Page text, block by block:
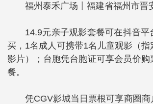
福州泰禾广场丨福建省福州市晋
14.9元亲子观影套餐可在抖音平
买，1名成人可携带1名儿童观影（指
影片）；台胞凭台胞证可享会员价购
餐。
凭CGV影城当日票根可享商圈